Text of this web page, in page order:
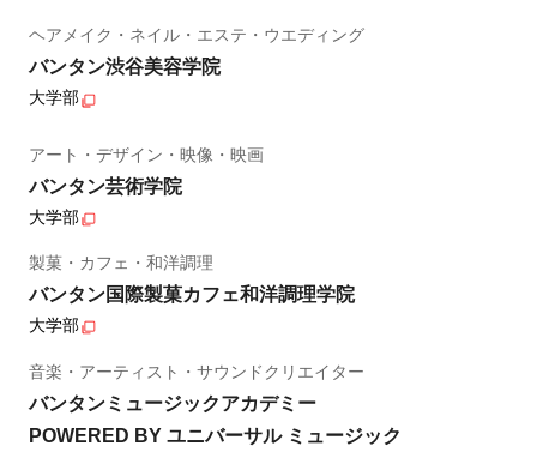
ヘアメイク・ネイル・エステ・ウエディング
バンタン渋谷美容学院
大学部
アート・デザイン・映像・映画
バンタン芸術学院
大学部
製菓・カフェ・和洋調理
バンタン国際製菓カフェ和洋調理学院
大学部
音楽・アーティスト・サウンドクリエイター
バンタンミュージックアカデミー
POWERED BY ユニバーサル ミュージック